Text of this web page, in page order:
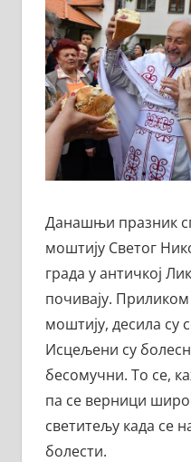
Данашњи празник
моштију Светог
града у античкој
почивају.
моштију, десила су
Исцељени су
бесомучни. То се,
па се верници
светитељу када се
болести.